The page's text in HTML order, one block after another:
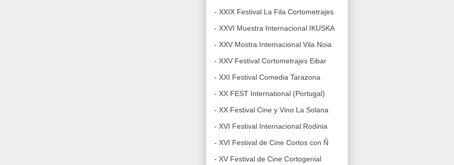
- XXIX Festival La Fila Cortometrajes
- XXVI Muestra Internacional IKUSKA
- XXV Mostra Internacional Vila Noia
- XXV Festival Cortometrajes Eibar
- XXI Festival Comedia Tarazona
- XX FEST International (Portugal)
- XX Festival Cine y Vino La Solana
- XVI Festival Internacional Rodinia
- XVI Festival de Cine Cortos con Ñ
- XV Festival de Cine Cortogenial